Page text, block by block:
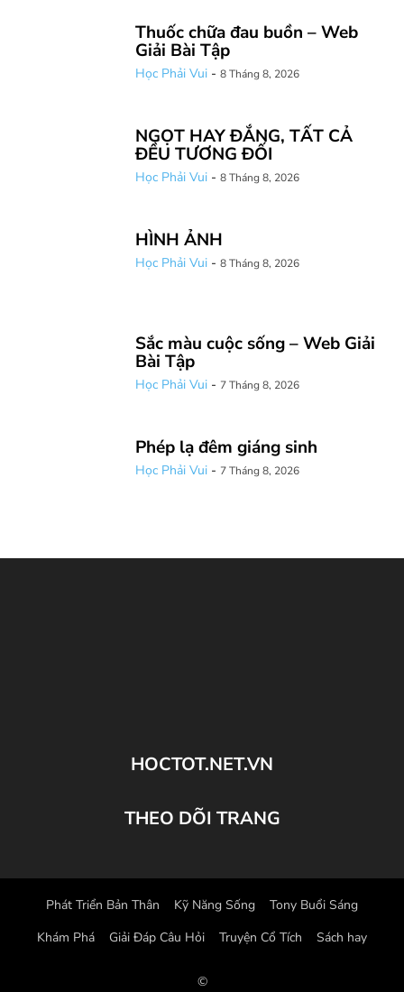
Thuốc chữa đau buồn – Web
Giải Bài Tập
Học Phải Vui - 8 Tháng 8, 2026
NGỌT HAY ĐẮNG, TẤT CẢ
ĐỀU TƯƠNG ĐỐI
Học Phải Vui - 8 Tháng 8, 2026
HÌNH ẢNH
Học Phải Vui - 8 Tháng 8, 2026
Sắc màu cuộc sống – Web Giải
Bài Tập
Học Phải Vui - 7 Tháng 8, 2026
Phép lạ đêm giáng sinh
Học Phải Vui - 7 Tháng 8, 2026
HOCTOT.NET.VN
THEO DÕI TRANG
Phát Triển Bản Thân Kỹ Năng Sống
Tony Buổi Sáng
Khám Phá
Giải Đáp Câu Hỏi Truyện Cổ Tích Sách hay
©